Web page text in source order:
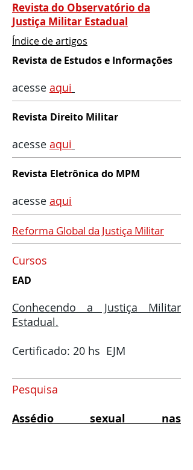
Revista do Observatório da
Justiça Militar Estadual
Índice de artigos
Revista de Estudos e Informações
acesse aqui
Revista Direito Militar
acesse aqui
Revista Eletrônica do MPM
acesse aqui
Reforma Global da Justiça Militar
Cursos
EAD
Conhecendo a Justiça Militar
Estadual.
Certificado: 20 hs EJM
Pesquisa
Assédio sexual nas